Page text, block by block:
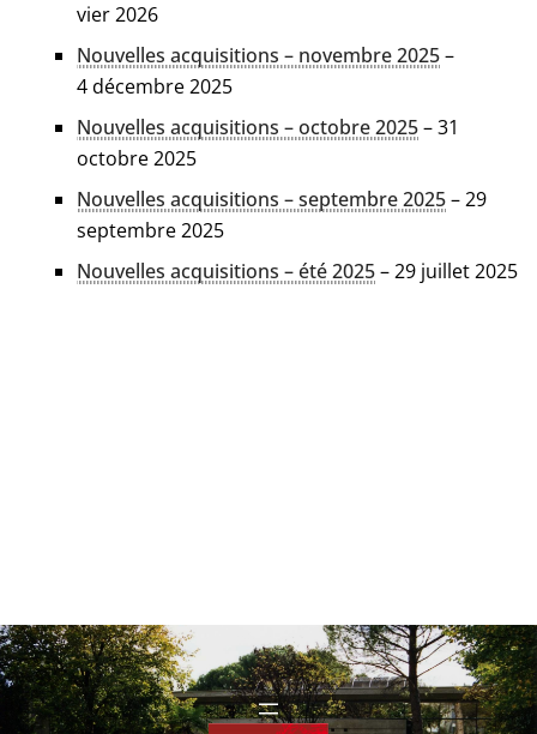
vier 2026
Nouvelles acqui­si­tions – novembre 2025–
4 décembre 2025
Nouvelles acqui­si­tions – octobre 2025– 31
octobre 2025
Nouvelles acqui­si­tions – sep­tembre 2025– 29
sep­tembre 2025
Nouvelles acqui­si­tions – été 2025– 29 juillet 2025